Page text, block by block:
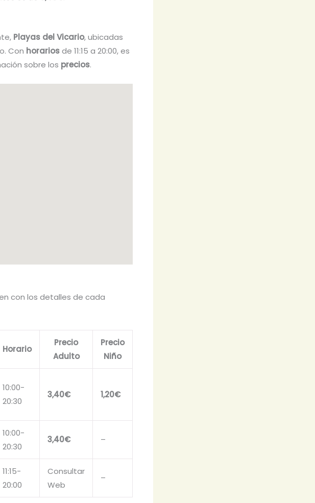
Playas del Vicario, ubicadas
Con horariosde 11:15 a 20:00, es
sobre los precios.
con los detalles de cada
Horario
Precio
Adulto
Precio
Niño
10:00-
20:30
3,40€ 1,20€
10:00-
20:30
3,40€ –
11:15-
20:00
Consultar
Web
–